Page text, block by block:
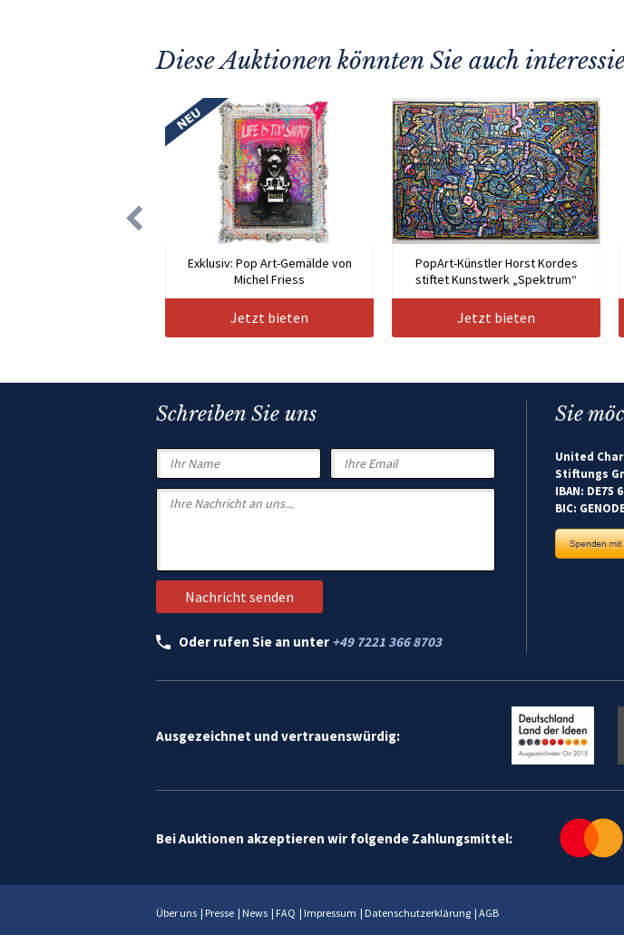
Diese Auktionen könnten Sie auch
Exklusiv: Pop Art-Gemälde von
Michel Friess
Jetzt bieten
PopArt-Künstler Horst Kordes
stiftet Kunstwerk „Spektrum“
Jetzt bieten
Schreiben Sie uns
Oder rufen Sie an unter +49 7221 366 8703
Sie
United
Stiftungs
IBAN: DE75
BIC:
Ausgezeichnet und vertrauenswürdig:
Bei Auktionen akzeptieren wir folgende Zahlungsmittel:
Über uns | Presse | News | FAQ | Impressum | Datenschutzerklärung | AGB